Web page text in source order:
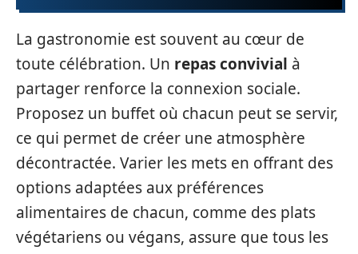
La gastronomie est souvent au cœur de
toute célébration. Un repas convivial à
partager renforce la connexion sociale.
Proposez un buffet où chacun peut se servir,
ce qui permet de créer une atmosphère
décontractée. Varier les mets en offrant des
options adaptées aux préférences
alimentaires de chacun, comme des plats
végétariens ou végans, assure que tous les